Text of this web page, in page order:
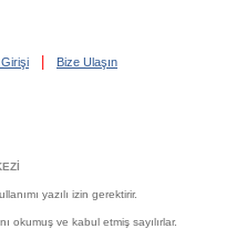
Bize Ulaşın
yazılı izin gerektirir.
okumuş ve kabul etmiş sayılırlar.